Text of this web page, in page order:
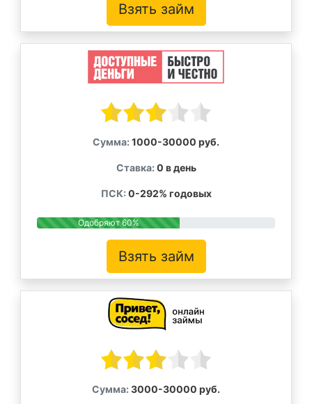
Взять займ
Сумма: 1000-30000 руб.
Ставка: 0 в день
ПСК: 0-292% годовых
Одобряют 60%
Взять займ
Сумма: 3000-30000 руб.